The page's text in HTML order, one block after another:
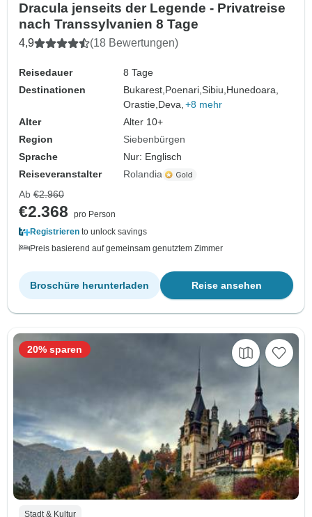
Dracula jenseits der Legende - Privatreise
nach Transsylvanien 8 Tage
4,9 (18 Bewertungen)
Reisedauer
8 Tage
Destinationen
Bukarest, Poenari,Sibiu, Hunedoara,
Orastie, Deva, +8 mehr
Alter
Alter 10+
Region
Siebenbürgen
Sprache
Nur: Englisch
Reiseveranstalter
Rolandia
Ab €2.960
€2.368
pro Person
Registrieren to unlock savings
Preis basierend auf gemeinsam genutztem Zimmer
Reise ansehen
Broschüre herunterladen
Stadt & Kultur
20% sparen